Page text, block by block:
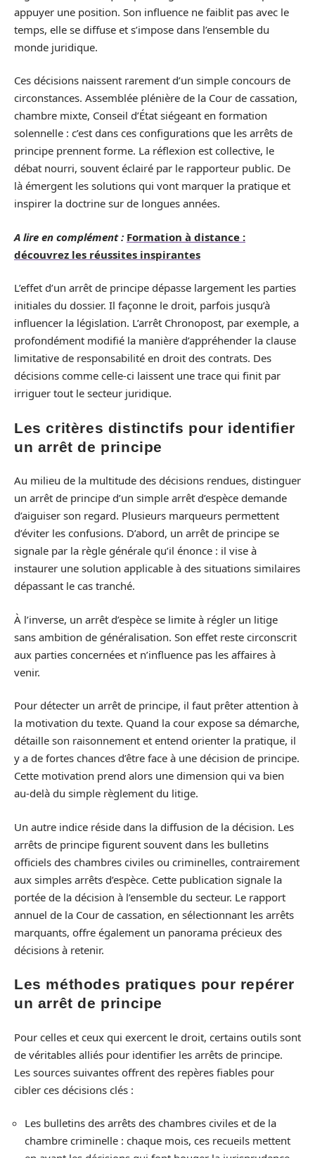
appuyer une position. Son influence ne faiblit pas avec le
temps, elle se diffuse et s’impose dans l’ensemble du
monde juridique.
Ces décisions naissent rarement d’un simple concours de
circonstances. Assemblée plénière de la Cour de cassation,
chambre mixte, Conseil d’État siégeant en formation
solennelle : c’est dans ces configurations que les arrêts de
principe prennent forme. La réflexion est collective, le
débat nourri, souvent éclairé par le rapporteur public. De
là émergent les solutions qui vont marquer la pratique et
inspirer la doctrine sur de longues années.
A lire en complément : Formation à distance :
découvrez les réussites inspirantes
L’effet d’un arrêt de principe dépasse largement les parties
initiales du dossier. Il façonne le droit, parfois jusqu’à
influencer la législation. L’arrêt Chronopost, par exemple, a
profondément modifié la manière d’appréhender la clause
limitative de responsabilité en droit des contrats. Des
décisions comme celle-ci laissent une trace qui finit par
irriguer tout le secteur juridique.
Les critères distinctifs pour identifier
un arrêt de principe
Au milieu de la multitude des décisions rendues, distinguer
un arrêt de principe d’un simple arrêt d’espèce demande
d’aiguiser son regard. Plusieurs marqueurs permettent
d’éviter les confusions. D’abord, un arrêt de principe se
signale par la règle générale qu’il énonce : il vise à
instaurer une solution applicable à des situations similaires
dépassant le cas tranché.
À l’inverse, un arrêt d’espèce se limite à régler un litige
sans ambition de généralisation. Son effet reste circonscrit
aux parties concernées et n’influence pas les affaires à
venir.
Pour détecter un arrêt de principe, il faut prêter attention à
la motivation du texte. Quand la cour expose sa démarche,
détaille son raisonnement et entend orienter la pratique, il
y a de fortes chances d’être face à une décision de principe.
Cette motivation prend alors une dimension qui va bien
au-delà du simple règlement du litige.
Un autre indice réside dans la diffusion de la décision. Les
arrêts de principe figurent souvent dans les bulletins
officiels des chambres civiles ou criminelles, contrairement
aux simples arrêts d’espèce. Cette publication signale la
portée de la décision à l’ensemble du secteur. Le rapport
annuel de la Cour de cassation, en sélectionnant les arrêts
marquants, offre également un panorama précieux des
décisions à retenir.
Les méthodes pratiques pour repérer
un arrêt de principe
Pour celles et ceux qui exercent le droit, certains outils sont
de véritables alliés pour identifier les arrêts de principe.
Les sources suivantes offrent des repères fiables pour
cibler ces décisions clés :
Les bulletins des arrêts des chambres civiles et de la
chambre criminelle : chaque mois, ces recueils mettent